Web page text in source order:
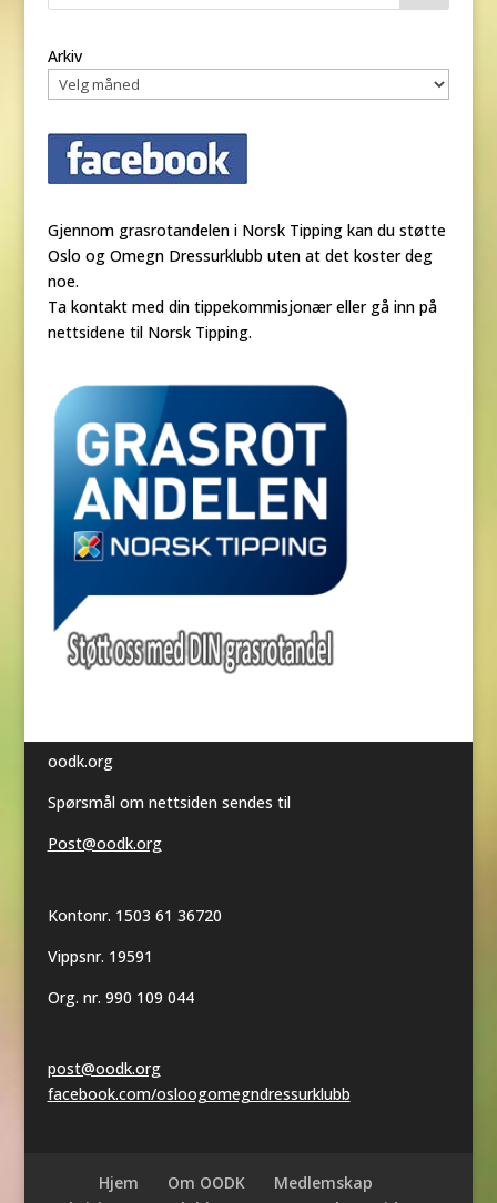
Arkiv
Gjennom grasrotandelen i Norsk Tipping kan du støtte
Oslo og Omegn Dressurklubb uten at det koster deg
noe.
Ta kontakt med din tippekommisjonær eller gå inn på
nettsidene til Norsk Tipping.
oodk.org
Spørsmål om nettsiden sendes til
Post@oodk.org
Kontonr. 1503 61 36720
Vippsnr. 19591
Org. nr. 990 109 044
post@oodk.org
facebook.com/osloogomegndressurklubb
Hjem Om OODK
Medlemskap